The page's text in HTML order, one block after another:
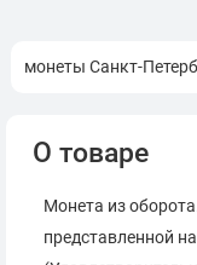
монеты Санкт-
О товаре
Монета из
представленной